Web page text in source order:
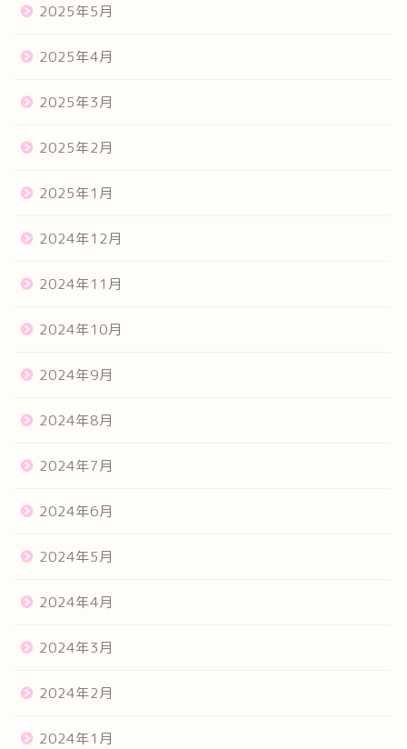
2025年5月
2025年4月
2025年3月
2025年2月
2025年1月
2024年12月
2024年11月
2024年10月
2024年9月
2024年8月
2024年7月
2024年6月
2024年5月
2024年4月
2024年3月
2024年2月
2024年1月